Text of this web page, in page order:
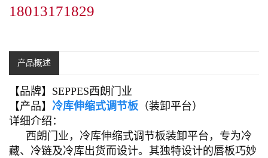
18013171829
产品概述
【品牌】SEPPES西朗门业
【产品】 冷库伸缩式调节板 （装卸平台）
详细介绍：
西朗门业，冷库伸缩式调节板装卸平台，专为冷
藏、冷链及冷库出货而设计。其独特设计的唇板巧妙